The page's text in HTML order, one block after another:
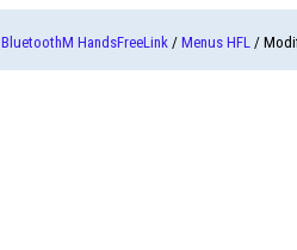
BluetoothM HandsFreeLink / Menus HFL /